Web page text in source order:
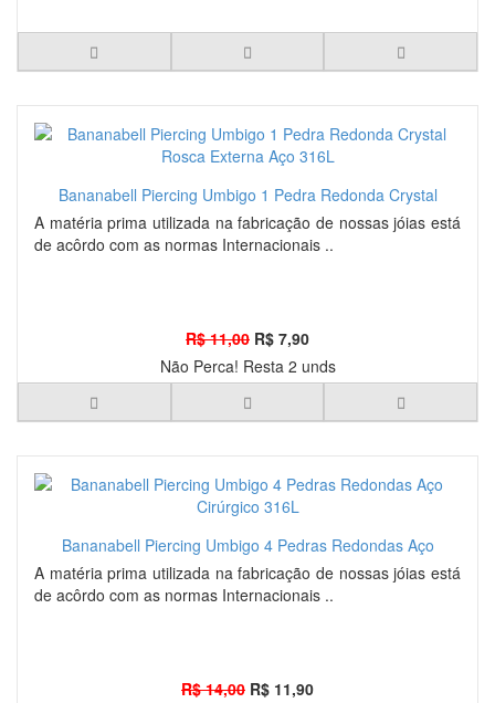
Bananabell Piercing Umbigo 1 Pedra Redonda Crystal
Rosca Externa Aço 316L
A matéria prima utilizada na fabricação de nossas jóias está
de acôrdo com as normas Internacionais ..
R$ 11,00 R$ 7,90
Não Perca! Resta 2 unds
Bananabell Piercing Umbigo 4 Pedras Redondas Aço
Cirúrgico 316L
A matéria prima utilizada na fabricação de nossas jóias está
de acôrdo com as normas Internacionais ..
R$ 14,00 R$ 11,90